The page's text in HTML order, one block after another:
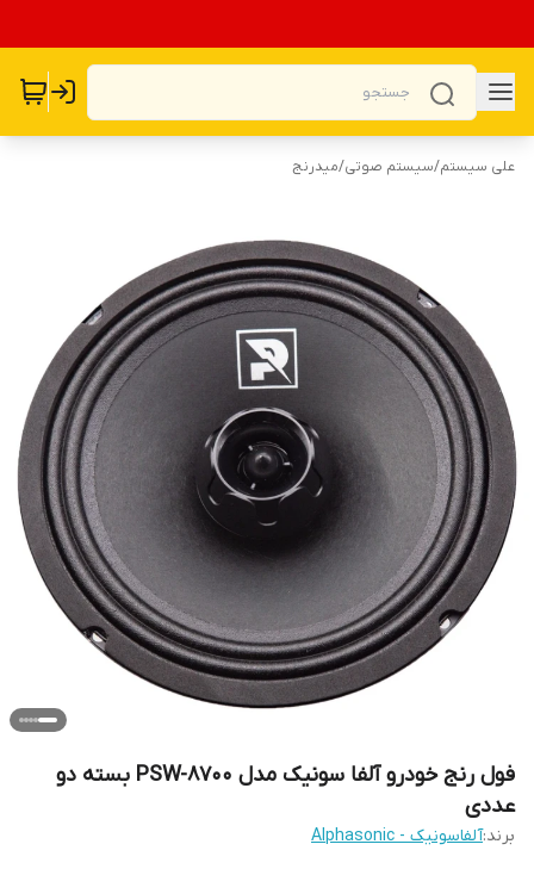
علی سیستم/سیستم صوتی/میدرنج
فول رنج خودرو آلفا سونیک مدل PSW-8700 بسته دو
عددی
برند:آلفاسونیک - Alphasonic